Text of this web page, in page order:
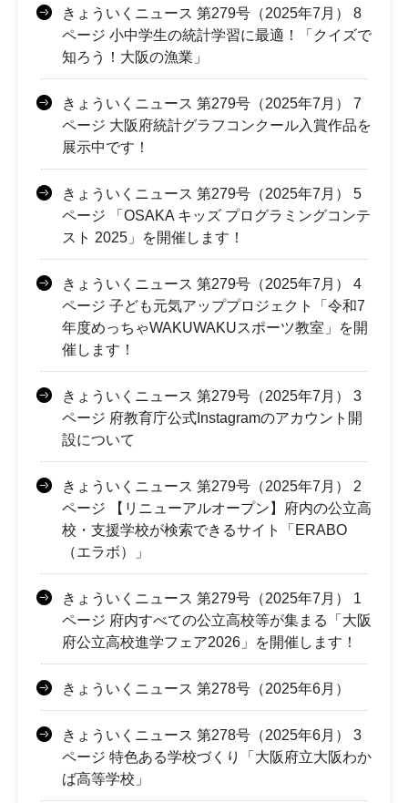
きょういくニュース 第279号（2025年7月） 8
ページ 小中学生の統計学習に最適！「クイズで
知ろう！大阪の漁業」
きょういくニュース 第279号（2025年7月） 7
ページ 大阪府統計グラフコンクール入賞作品を
展示中です！
きょういくニュース 第279号（2025年7月） 5
ページ 「OSAKA キッズ プログラミングコンテ
スト 2025」を開催します！
きょういくニュース 第279号（2025年7月） 4
ページ 子ども元気アッププロジェクト「令和7
年度めっちゃWAKUWAKUスポーツ教室」を開
催します！
きょういくニュース 第279号（2025年7月） 3
ページ 府教育庁公式Instagramのアカウント開
設について
きょういくニュース 第279号（2025年7月） 2
ページ 【リニューアルオープン】府内の公立高
校・支援学校が検索できるサイト「ERABO
（エラボ）」
きょういくニュース 第279号（2025年7月） 1
ページ 府内すべての公立高校等が集まる「大阪
府公立高校進学フェア2026」を開催します！
きょういくニュース 第278号（2025年6月）
きょういくニュース 第278号（2025年6月） 3
ページ 特色ある学校づくり「大阪府立大阪わか
ば高等学校」